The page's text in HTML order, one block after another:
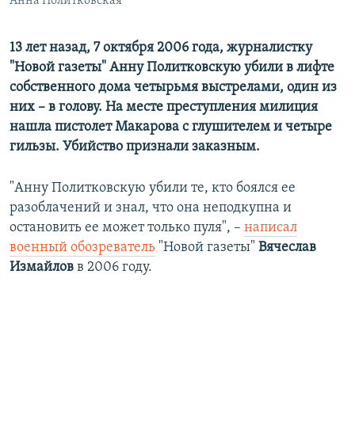
13 лет назад, 7 октября 2006 года, журналистку
"Новой газеты" Анну Политковскую убили в лифте
собственного дома четырьмя выстрелами, один из
них – в голову. На месте преступления милиция
нашла пистолет Макарова с глушителем и четыре
гильзы. Убийство признали заказным.
"Анну Политковскую убили те, кто боялся ее
разоблачений и знал, что она неподкупна и
остановить ее может только пуля", – написал
военный обозреватель "Новой газеты" Вячеслав
Измайлов в 2006 году.